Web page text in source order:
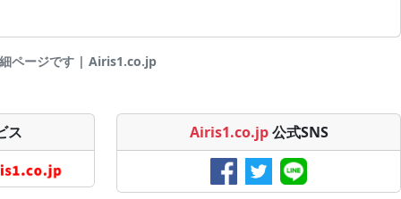
ページです | Airis1.co.jp
ス Airis1.co.jp 公式SNS